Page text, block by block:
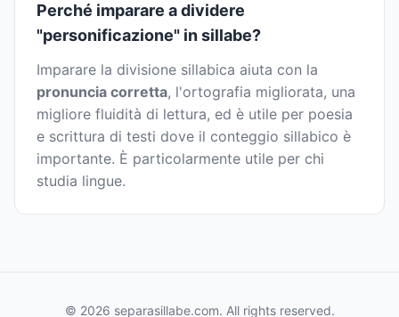
Perché imparare a dividere
"personificazione" in sillabe?
Imparare la divisione sillabica aiuta con la
pronuncia corretta, l'ortografia migliorata, una
migliore fluidità di lettura, ed è utile per poesia
e scrittura di testi dove il conteggio sillabico è
importante. È particolarmente utile per chi
studia lingue.
© 2026 separasillabe.com. All rights reserved.